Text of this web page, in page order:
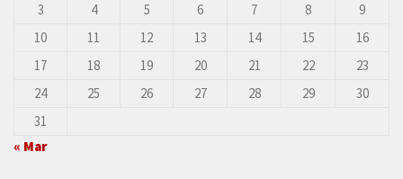
3
4 5 6 7 8
9
10
11 12 13 14 15
16
17
18 19 20 21 22
23
24
25 26 27 28 29
30
31
« Mar